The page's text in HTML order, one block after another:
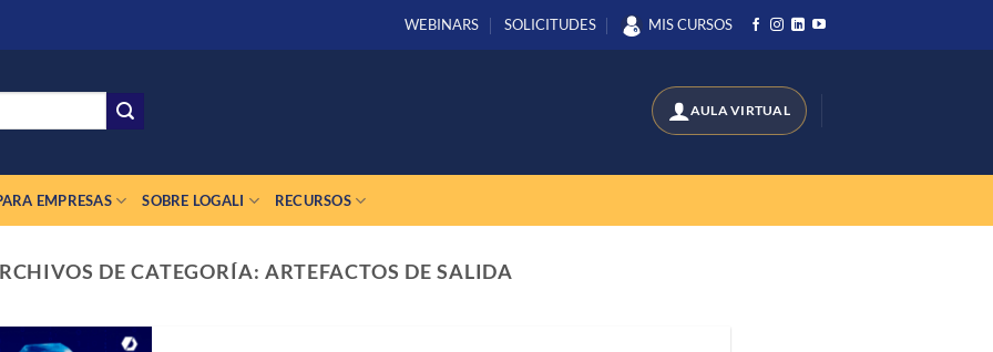
WEBINARS SOLICITUDES MIS CURSOS
EMPRESAS SOBRE LOGALI RECURSOS
DE CATEGORÍA: ARTEFACTOS DE SALIDA